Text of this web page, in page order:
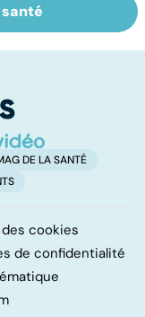
:
DE LA SANTÉ
cookies
de confidentialité